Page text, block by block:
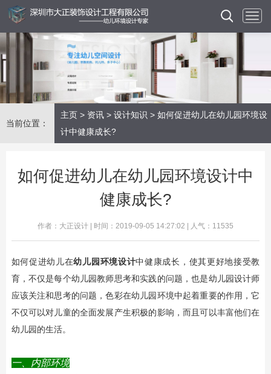
当前位置：
主页 > 资讯 > 设计知识 > 如何促进幼儿在幼儿园环境设
计中健康成长?
如何促进幼儿在幼儿园环境设计中
健康成长?
作者：大正设计 | 时间：2019-09-05 14:27:02 | 人气：11535
如何促进幼儿在幼儿园环境设计中健康成长，使其更好地接受教
育，不仅是每个幼儿园教师思考和实践的问题，也是幼儿园设计师
应该关注和思考的问题，色彩在幼儿园环境中起着重要的作用，它
不仅可以对儿童的全面发展产生积极的影响，而且可以丰富他们在
幼儿园的生活。
一、内部环境